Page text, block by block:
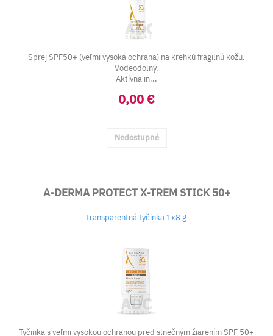
Sprej SPF50+ (veľmi vysoká ochrana) na krehkú fragilnú kožu.
Vodeodolný.
Aktívna in...
0,00 €
Nedostupné
A-DERMA PROTECT X-TREM STICK 50+
transparentná tyčinka 1x8 g
Tyčinka s veľmi vysokou ochranou pred slnečným žiarením SPF 50+